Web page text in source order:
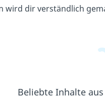
wird dir verständlich
Beliebte Inhalte